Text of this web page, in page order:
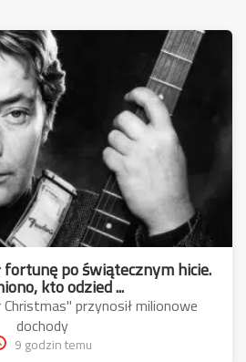
fortunę po świątecznym hicie.
kto odzied ...
przynosił milionowe
dochody
9 godzin temu